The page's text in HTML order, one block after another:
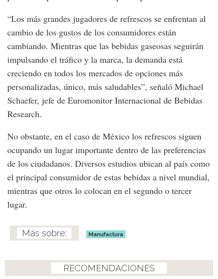
“Los más grandes jugadores de refrescos se enfrentan al
cambio de los gustos de los consumidores están
cambiando. Mientras que las bebidas gaseosas seguirán
impulsando el tráfico y la marca, la demanda está
creciendo en todos los mercados de opciones más
personalizadas, único, más saludables”, señaló Michael
Schaefer, jefe de Euromonitor Internacional de Bebidas
Research.
No obstante, en el caso de México los refrescos siguen
ocupando un lugar importante dentro de las preferencias
de los ciudadanos. Diversos estudios ubican al país como
el principal consumidor de estas bebidas a nivel mundial,
mientras que otros lo colocan en el segundo o tercer
lugar.
Manufactura
RECOMENDACIONES